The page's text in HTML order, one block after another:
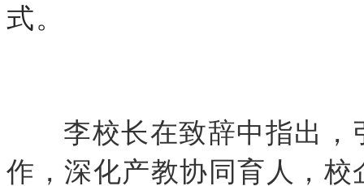
式。
李校长在致辞中指出
作，深化产教协同育人，